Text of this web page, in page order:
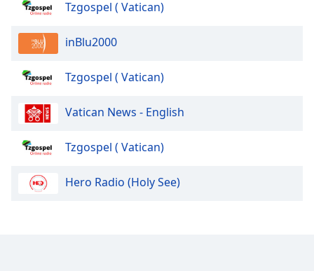
Text
Edge
Family
Tzgospel ( Vatican)
inBlu2000
Tzgospel ( Vatican)
Vatican News - English
Tzgospel ( Vatican)
Hero Radio (Holy See)